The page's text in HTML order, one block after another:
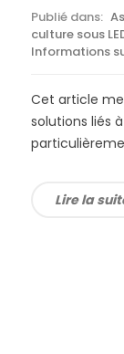
Publié dans:
culture sous
Informations
Cet article
solutions liés
Lire la